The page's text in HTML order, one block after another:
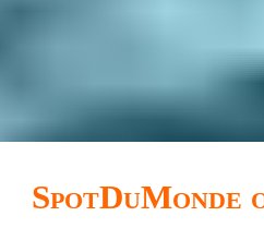
SpotDuMonde